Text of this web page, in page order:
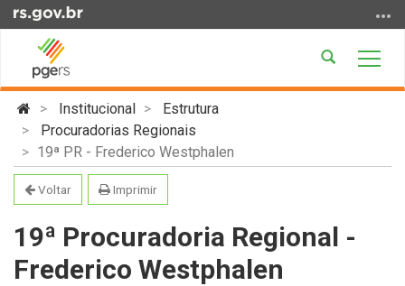
para
conteúdo
Ir
para
menu
para
busca
Abrir
Início
conteúdo
Institucional
Estrutura
Procuradorias Regionais
19ª PR - Frederico Westphalen
Voltar Imprimir
19ª Procuradoria Regional -
Frederico Westphalen